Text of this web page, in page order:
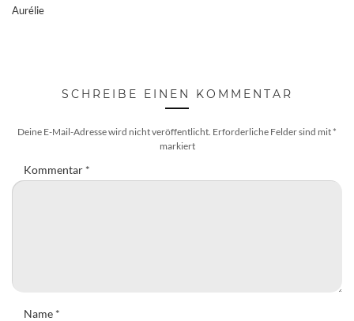
Aurélie
SCHREIBE EINEN KOMMENTAR
Deine E-Mail-Adresse wird nicht veröffentlicht. Erforderliche Felder sind mit *
markiert
Kommentar *
Name *